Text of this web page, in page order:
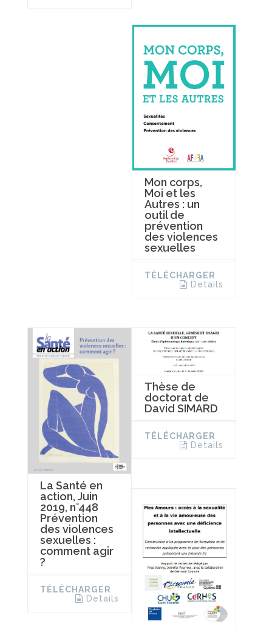
Mon corps,
Moi et les
Autres : un
outil de
prévention
des violences
sexuelles
TÉLÉCHARGER
Details
La Santé en
action, Juin
2019, n°448
Prévention
des violences
sexuelles :
comment agir
?
TÉLÉCHARGER
Details
Thèse de
doctorat de
David SIMARD
TÉLÉCHARGER
Details